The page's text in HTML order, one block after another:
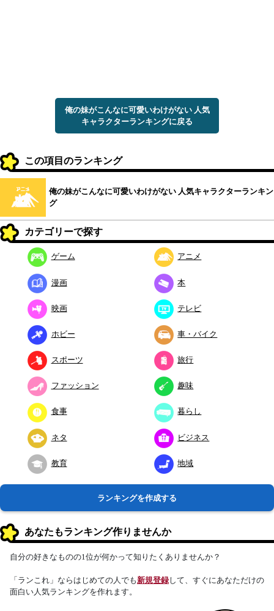
俺の妹がこんなに可愛いわけがない 人気
キャラクターランキングに戻る
この項目のランキング
俺の妹がこんなに可愛いわけがない 人気キャラクターランキン
グ
カテゴリーで探す
ゲーム アニメ
漫画 本
映画 テレビ
ホビー 車・バイク
スポーツ 旅行
ファッション 趣味
食事 暮らし
ネタ ビジネス
教育 地域
ランキングを作成する
あなたもランキング作りませんか
自分の好きなものの1位が何かって知りたくありませんか？
「ランこれ」ならはじめての人でも新規登録して、すぐにあなただけの
面白い人気ランキングを作れます。